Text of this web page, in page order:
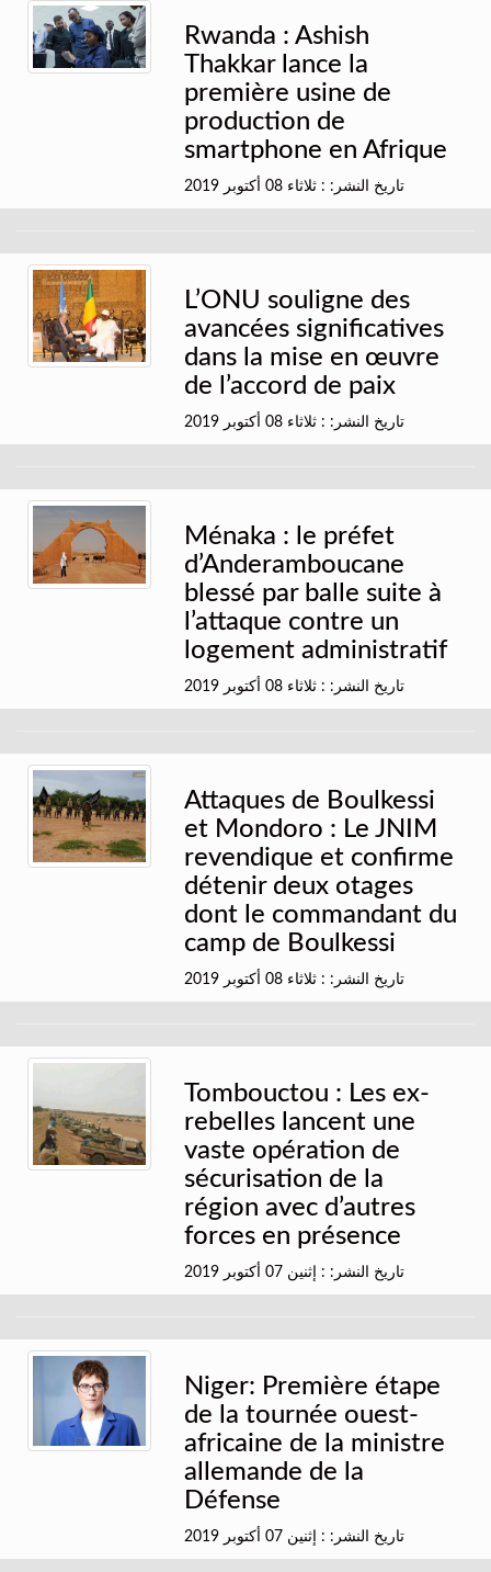
Rwanda : Ashish
Thakkar lance la
première usine de
production de
smartphone en Afrique
تاريخ النشر: : ثلاثاء 08 أكتوبر 2019
L’ONU souligne des
avancées significatives
dans la mise en œuvre
de l’accord de paix
تاريخ النشر: : ثلاثاء 08 أكتوبر 2019
Ménaka : le préfet
d’Anderamboucane
blessé par balle suite à
l’attaque contre un
logement administratif
تاريخ النشر: : ثلاثاء 08 أكتوبر 2019
Attaques de Boulkessi
et Mondoro : Le JNIM
revendique et confirme
détenir deux otages
dont le commandant du
camp de Boulkessi
تاريخ النشر: : ثلاثاء 08 أكتوبر 2019
Tombouctou : Les ex-
rebelles lancent une
vaste opération de
sécurisation de la
région avec d’autres
forces en présence
تاريخ النشر: : إثنين 07 أكتوبر 2019
Niger: Première étape
de la tournée ouest-
africaine de la ministre
allemande de la
Défense
تاريخ النشر: : إثنين 07 أكتوبر 2019